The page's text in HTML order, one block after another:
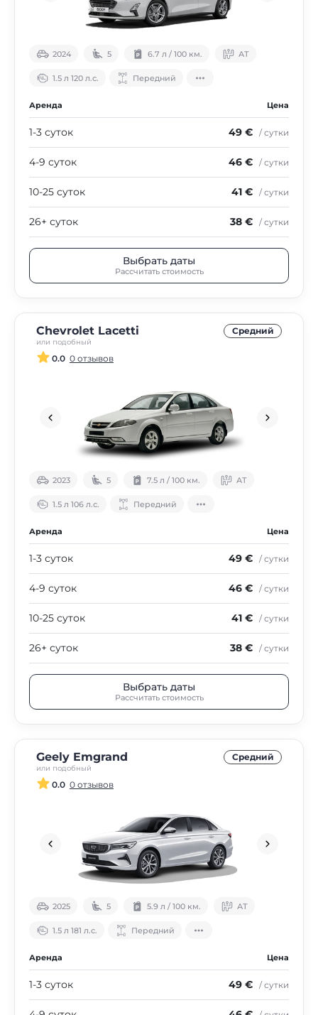
2024 5 6.7 л / 100 км. АТ
1.5 л 120 л.с. Передний
Аренда Цена
1-3 суток 49 € / сутки
4-9 суток 46 € / сутки
10-25 суток 41 € / сутки
26+ суток 38 € / сутки
Выбрать даты
Рассчитать стоимость
Chevrolet Lacetti
или подобный
Средний
0.0 0 отзывов
2023 5 7.5 л / 100 км. АТ
1.5 л 106 л.с. Передний
Аренда Цена
1-3 суток 49 € / сутки
4-9 суток 46 € / сутки
10-25 суток 41 € / сутки
26+ суток 38 € / сутки
Выбрать даты
Рассчитать стоимость
Geely Emgrand
или подобный
Средний
0.0 0 отзывов
2025 5 5.9 л / 100 км. АТ
1.5 л 181 л.с. Передний
Аренда Цена
1-3 суток 49 € / сутки